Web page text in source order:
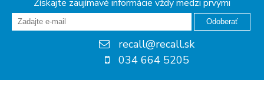
Získajte zaujímavé informácie vždy medzi prvými
Odoberať
recall@recall.sk
034 664 5205